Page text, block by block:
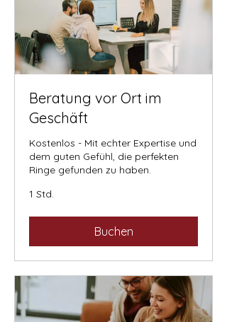
Beratung vor Ort im
Geschäft
Kostenlos - Mit echter Expertise und
dem guten Gefühl, die perfekten
Ringe gefunden zu haben.
1 Std.
Buchen